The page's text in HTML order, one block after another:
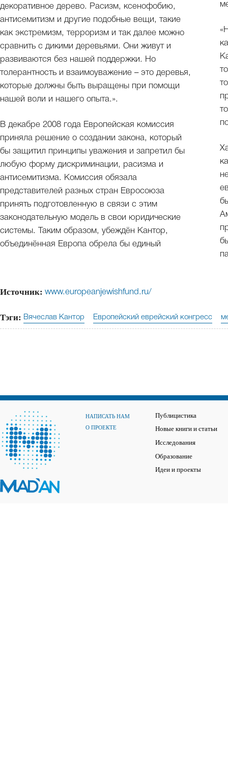
декоративное дерево. Расизм, ксенофобию,
антисемитизм и другие подобные вещи, такие
как экстремизм, терроризм и так далее можно
сравнить с дикими деревьями. Они живут и
развиваются без нашей поддержки. Но
толерантность и взаимоуважение – это деревья,
которые должны быть выращены при помощи
нашей воли и нашего опыта.».
В декабре 2008 года Европейская комиссия
приняла решение о создании закона, который
бы защитил принципы уважения и запретил бы
любую форму дискриминации, расизма и
антисемитизма. Комиссия обязала
представителей разных стран Евросоюза
принять подготовленную в связи с этим
законодательную модель в свои юридические
системы. Таким образом, убеждён Кантор,
объединённая Европа обрела бы единый
Источник: www.europeanjewishfund.ru/
Тэги: Вячеслав Кантор Европейский еврейский конгресс
НАПИСАТЬ НАМ
О ПРОЕКТЕ
Публицистика
Новые книги и статьи
Исследования
Образование
Идеи и проекты